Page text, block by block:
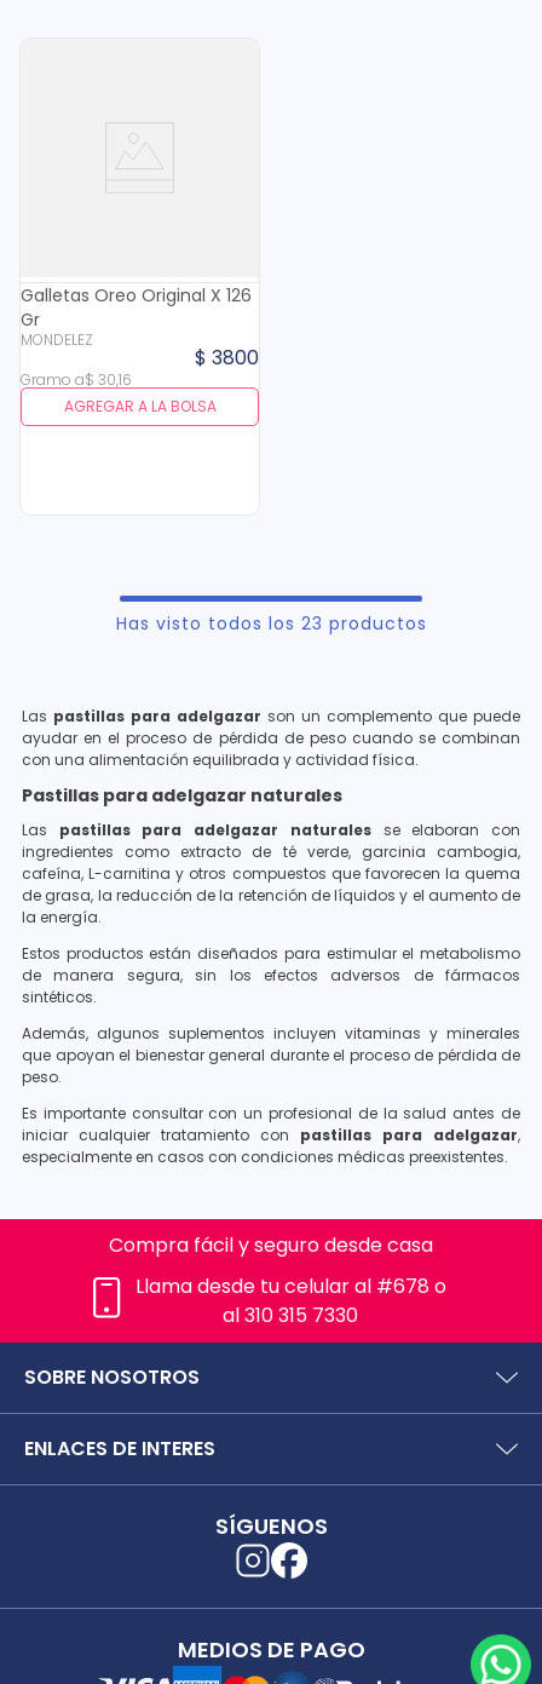
Galletas Oreo Original X 126
Gr
MONDELEZ
$ 3800
Gramo a$ 30,16
AGREGAR A LA BOLSA
Has visto todos los 23 productos
Las pastillas para adelgazar son un complemento que puede
ayudar en el proceso de pérdida de peso cuando se combinan
con una alimentación equilibrada y actividad física.
Pastillas para adelgazar naturales
Las pastillas para adelgazar naturalesse elaboran con
ingredientes como extracto de té verde, garcinia cambogia,
cafeína, L-carnitina y otros compuestos que favorecen la quema
de grasa, la reducción de la retención de líquidos y el aumento de
la energía.
Estos productos están diseñados para estimular el metabolismo
de manera segura, sin los efectos adversos de fármacos
sintéticos.
Además, algunos suplementos incluyen vitaminas y minerales
que apoyan el bienestar general durante el proceso de pérdida de
peso.
Es importante consultar con un profesional de la salud antes de
iniciar cualquier tratamiento con pastillas para adelgazar,
especialmente en casos con condiciones médicas preexistentes.
Compra fácil y seguro desde casa
Llama desde tu celular al #678 o
al 310 315 7330
SOBRE NOSOTROS
Preguntas frecuentes
Políticas y términos de uso
Términos y condiciones puntos saludables
Separata digital
ENLACES DE INTERES
Secretaría de Salud de Antioquia
SÍGUENOS
MEDIOS DE PAGO